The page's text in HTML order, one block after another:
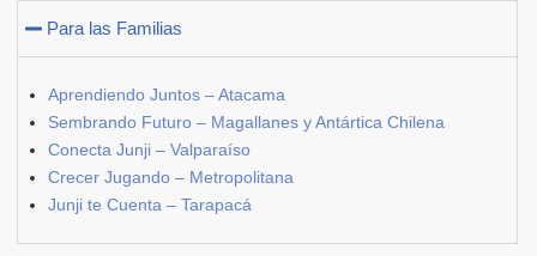
Para las Familias
Aprendiendo Juntos – Atacama
Sembrando Futuro – Magallanes y Antártica Chilena
Conecta Junji – Valparaíso
Crecer Jugando – Metropolitana
Junji te Cuenta – Tarapacá